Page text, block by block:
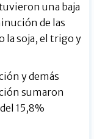
una baja
de las
la soja, el trigo y
y demás
sumaron
15,8%